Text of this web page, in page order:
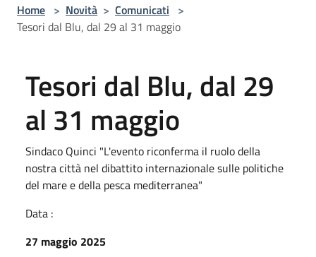
Home > Novità > Comunicati >
Tesori dal Blu, dal 29 al 31 maggio
Tesori dal Blu, dal 29
al 31 maggio
Sindaco Quinci "L'evento riconferma il ruolo della
nostra città nel dibattito internazionale sulle politiche
del mare e della pesca mediterranea"
Data :
27 maggio 2025